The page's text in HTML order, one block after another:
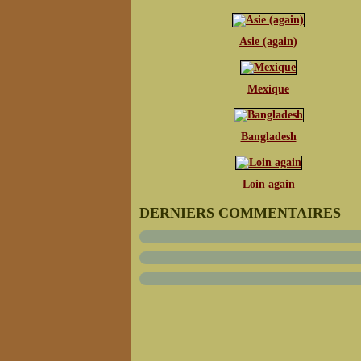
Asie (again)
Mexique
Bangladesh
Loin again
DERNIERS COMMENTAIRES